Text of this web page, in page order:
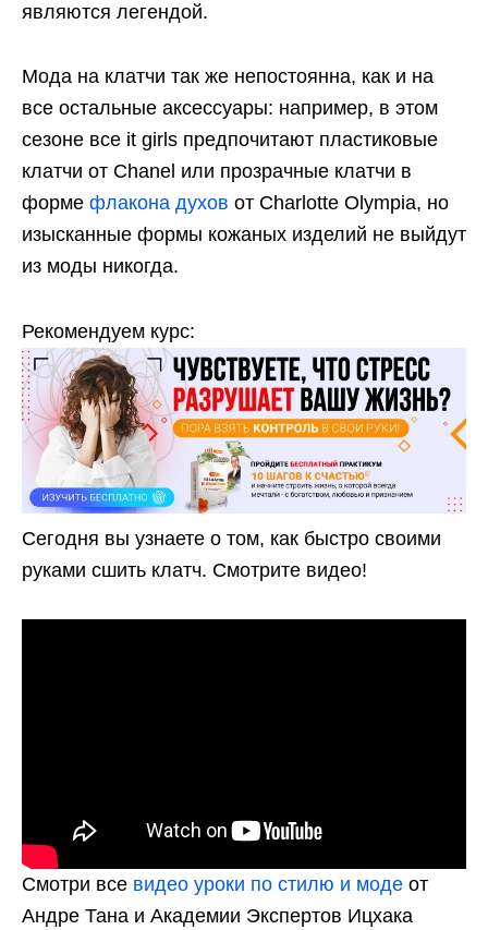
являются легендой.
Мода на клатчи так же непостоянна, как и на
все остальные аксессуары: например, в этом
сезоне все it girls предпочитают пластиковые
клатчи от Chanel или прозрачные клатчи в
форме флакона духов от Charlotte Olympia, но
изысканные формы кожаных изделий не выйдут
из моды никогда.
Рекомендуем курс:
Сегодня вы узнаете о том, как быстро своими
руками сшить клатч. Смотрите видео!
Смотри все видео уроки по стилю и моде от
Андре Тана и Академии Экспертов Ицхака